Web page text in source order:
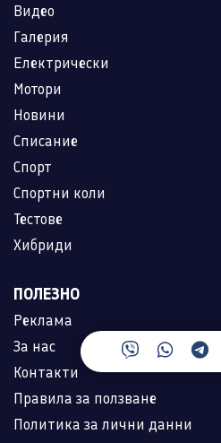
Видео
Галерия
Електрически
Мотори
Новини
Списание
Спорт
Спортни коли
Тестове
Хибриди
ПОЛЕЗНО
Реклама
За нас
Контакти
Правила за ползване
Политика за лични данни